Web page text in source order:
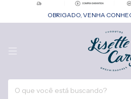
OBRIGADO, VENHA